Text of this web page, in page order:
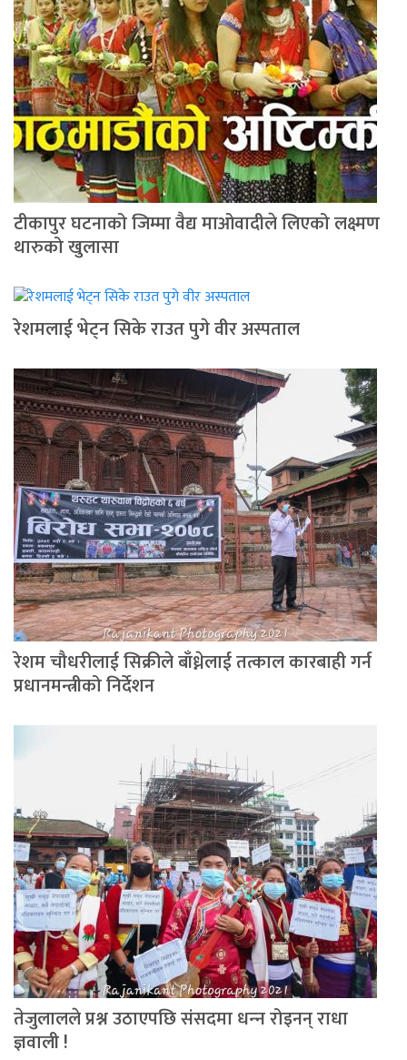
टीकापुर घटनाको जिम्मा वैद्य मा‌ओवादीले लिएको लक्ष्मण
थारुको खुलासा
रेशमलाई भेट्न सिके राउत पुगे वीर अस्पताल
रेशम चौधरीलाई सिक्रीले बाँध्नेलाई तत्काल कारबाही गर्न
प्रधानमन्त्रीको निर्देशन
तेजुलालले प्रश्न उठाएपछि संसदमा धन्‍न रोइनन् राधा
ज्ञवाली !